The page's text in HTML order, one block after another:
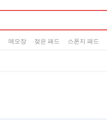
메모장 젖은 패드 스폰지 패드